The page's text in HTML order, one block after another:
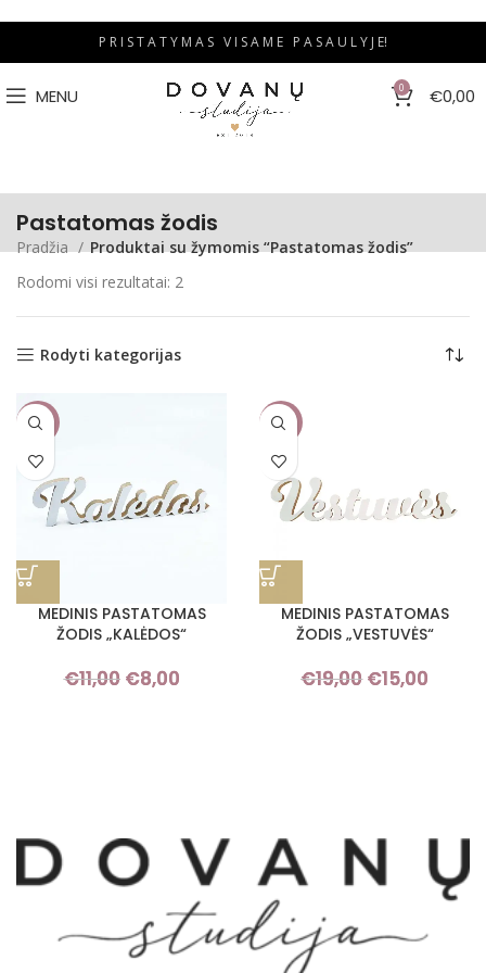
P R I S T A T Y M A S V I S A M E P A S A U L Y J E!
MENU 0 €0,00
Pastatomas žodis
Pradžia
Produktai su žymomis “Pastatomas žodis”
Rodomi visi rezultatai: 2
Rodyti kategorijas
-27%
MEDINIS PASTATOMAS
ŽODIS „KALĖDOS“
€11,00
Original
€8,00
-21%
MEDINIS PASTATOMAS
ŽODIS „VESTUVĖS“
€19,00
Original
€15,00